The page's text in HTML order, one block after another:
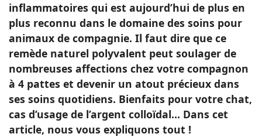
Tops
Sauvetages
Conso
inflammatoires qui est aujourd’hui de plus en
plus reconnu dans le domaine des soins pour
animaux de compagnie. Il faut dire que ce
remède naturel polyvalent peut soulager de
nombreuses affections chez votre compagnon
à 4 pattes et devenir un atout précieux dans
ses soins quotidiens. Bienfaits pour votre chat,
cas d’usage de l’argent colloïdal… Dans cet
article, nous vous expliquons tout !